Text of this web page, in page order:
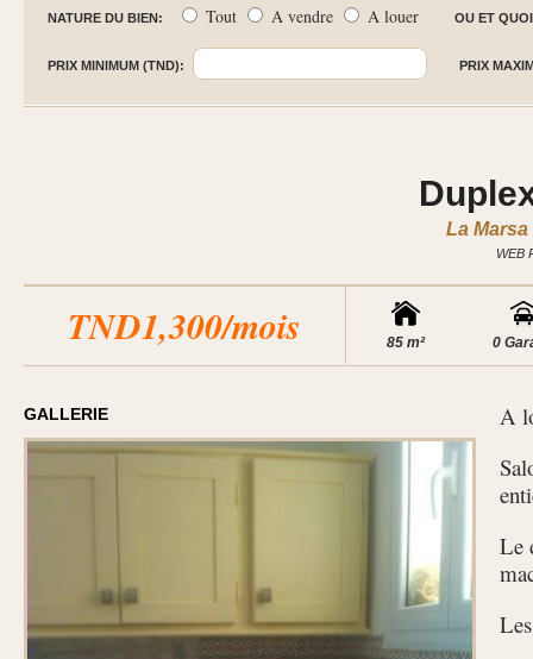
NATURE DU BIEN: Tout A vendre A louer OU ET
PRIX MINIMUM (TND): PRIX
La
WEB
TND1,300/mois 85 m² 0
GALLERIE
A
Le